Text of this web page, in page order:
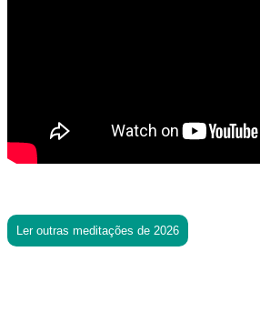
Ler outras meditações de 2026